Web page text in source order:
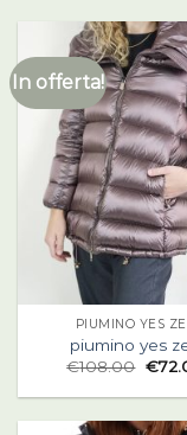
In offerta!
PIUMINO YES
piumino yes
€108.00 €